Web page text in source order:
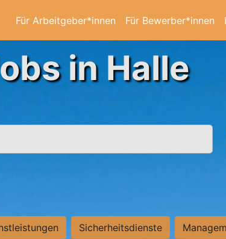
Für Arbeitgeber*innen Für Bewerber*innen
in Halle
Sicherheitsdienste